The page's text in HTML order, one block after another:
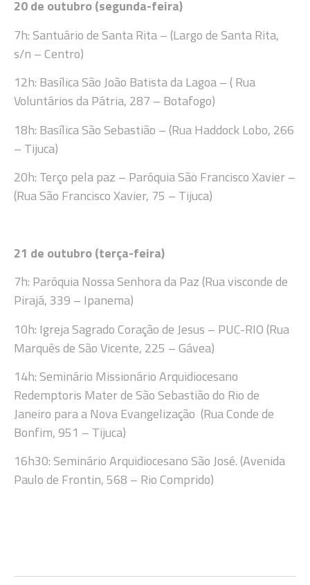
20 de outubro (segunda-feira)
7h: Santuário de Santa Rita – (Largo de Santa Rita,
s/n – Centro)
12h: Basílica São João Batista da Lagoa – ( Rua
Voluntários da Pátria, 287 – Botafogo)
18h: Basílica São Sebastião – (Rua Haddock Lobo, 266
– Tijuca)
20h: Terço pela paz – Paróquia São Francisco Xavier –
(Rua São Francisco Xavier, 75 – Tijuca)
21 de outubro (terça-feira)
7h: Paróquia Nossa Senhora da Paz (Rua visconde de
Pirajá, 339 – Ipanema)
10h: Igreja Sagrado Coração de Jesus – PUC-RIO (Rua
Marquês de São Vicente, 225 – Gávea)
14h: Seminário Missionário Arquidiocesano
Redemptoris Mater de São Sebastião do Rio de
Janeiro para a Nova Evangelização (Rua Conde de
Bonfim, 951 – Tijuca)
16h30: Seminário Arquidiocesano São José. (Avenida
Paulo de Frontin, 568 – Rio Comprido)